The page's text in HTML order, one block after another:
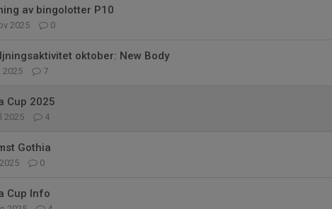
av bingolotter P10
2025 0
oktober: New Body
2025 7
Cup 2025
2025 4
Gothia
0
Cup Info